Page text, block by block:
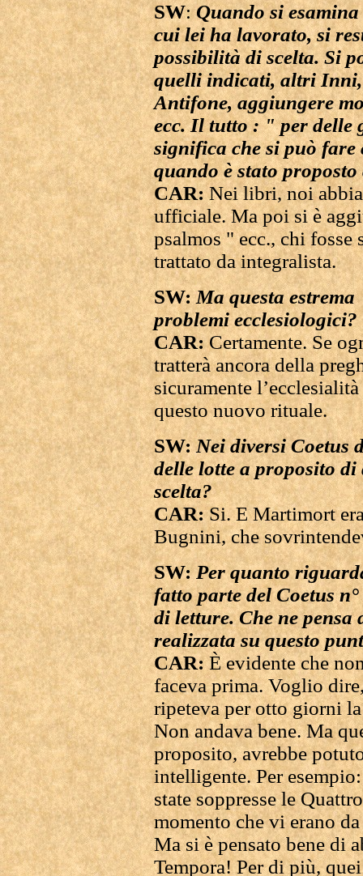
SW:Quando si
cui lei ha lavorato, si
possibilità di scelta. Si
quelli indicati, altri Inni,
Antifone, aggiungere
ecc. Il tutto : " per delle
significa che si può fare
quando è stato
CAR:Nei libri, noi
ufficiale. Ma poi si è
psalmos " ecc., chi fosse
trattato da integralista.
SW:Ma questa
problemi ecclesiologici?
CAR:Certamente. Se
tratterà ancora della
sicuramente
questo nuovo rituale.
SW:Nei diversi Coetus
delle lotte a proposito
scelta?
CAR:Si. E Martimort
Bugnini, che
SW:Per quanto
fatto parte del Coetus
di letture. Che ne
realizzata su questo
CAR:È evidente che
faceva prima. Voglio
ripeteva per otto giorni la
Non andava bene. Ma
proposito, avrebbe
intelligente. Per
state soppresse le
momento che vi erano
Ma si è pensato bene di
Tempora! Per di più,